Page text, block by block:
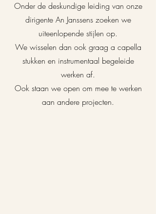
Onder de deskundige leiding van onze
dirigente An Janssens zoeken we
uiteenlopende stijlen op.
We wisselen dan ook graag a capella
stukken en instrumentaal begeleide
werken af.
Ook staan we open om mee te werken
aan andere projecten.